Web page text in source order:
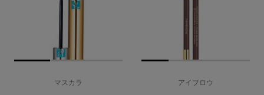
マスカラ アイブロウ